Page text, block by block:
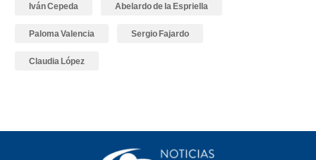
Iván Cepeda Abelardo de la Espriella
Paloma Valencia Sergio Fajardo
Claudia López